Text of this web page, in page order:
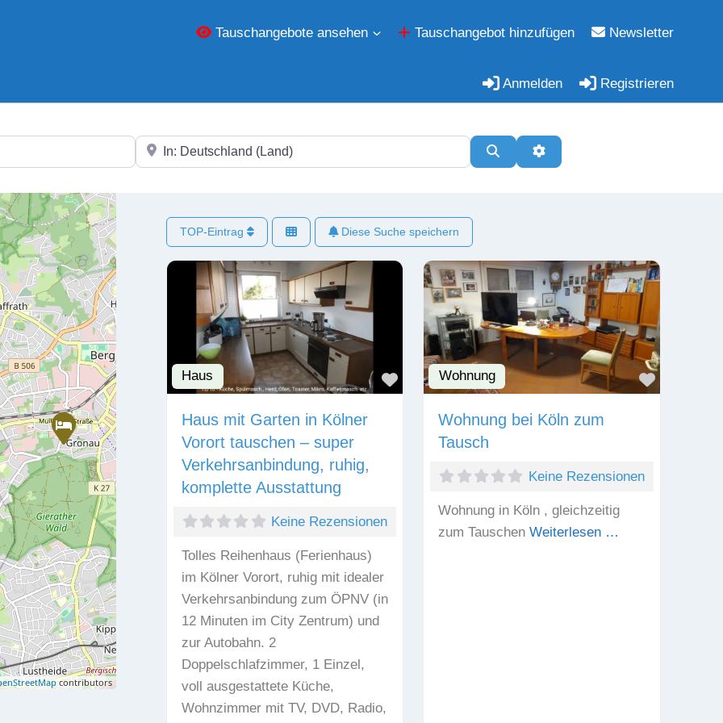
Tauschangebote ansehen Tauschangebot hinzufügen Newsletter
Anmelden Registrieren
In der Nähe SuchenErweiterte Filter
contributors
TOP-Eintrag Diese Suche speichern
Haus Favorit
Haus mit Garten in Kölner
Vorort tauschen – super
Verkehrsanbindung, ruhig,
komplette Ausstattung
Keine Rezensionen
Tolles Reihenhaus (Ferienhaus)
im Kölner Vorort, ruhig mit idealer
Verkehrsanbindung zum ÖPNV (in
12 Minuten im City Zentrum) und
zur Autobahn. 2
Doppelschlafzimmer, 1 Einzel,
voll ausgestattete Küche,
Wohnzimmer mit TV, DVD, Radio,
Wohnung Favorit
Wohnung bei Köln zum
Tausch
Keine Rezensionen
Wohnung in Köln , gleichzeitig
zum TauschenWeiterlesen …